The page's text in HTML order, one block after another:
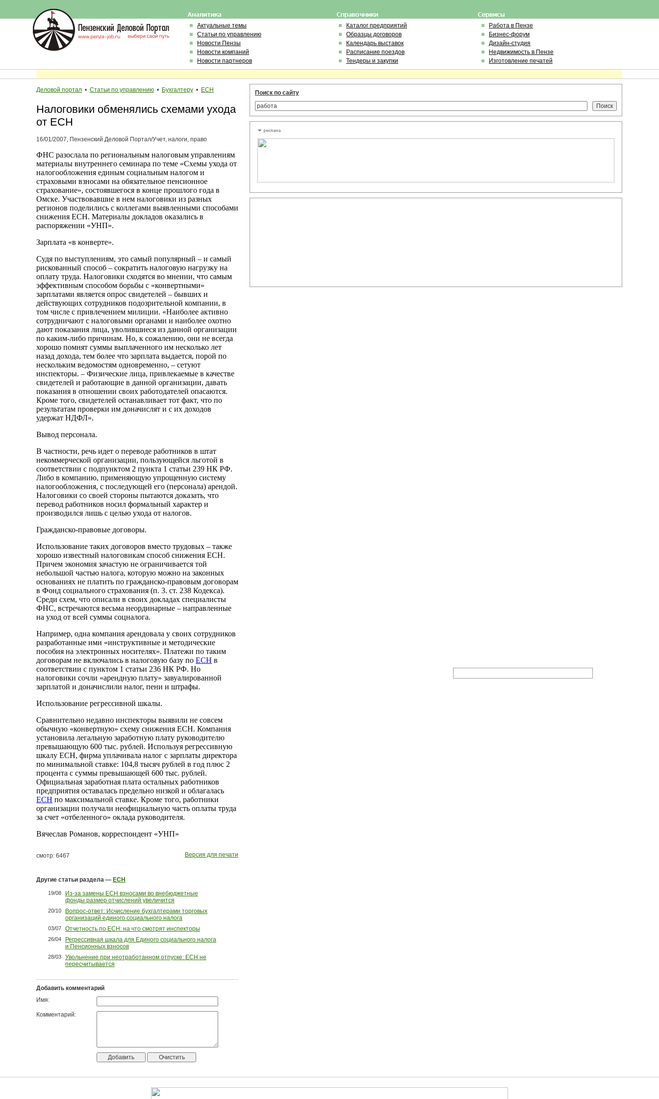
Актуальные темы
Статьи по управлению
Новости Пензы
Новости компаний
Новости партнеров
Каталог предприятий
Образцы договоров
Календарь выставок
Расписание поездов
Тендеры и закупки
Работа в Пензе
Бизнес-форум
Дизайн-студия
Недвижимость в Пензе
Изготовление печатей
Деловой портал • Статьи по управлению • Бухгалтеру • ЕСН
Налоговики обменялись схемами ухода
от ЕСН
16/01/2007, Пензенский Деловой Портал/Учет, налоги, право
ФНС разослала по региональным налоговым управлениям
материалы внутреннего семинара по теме «Схемы ухода от
налогообложения единым социальным налогом и
страховыми взносами на обязательное пенсионное
страхование», состоявшегося в конце прошлого года в
Омске. Участвовавшие в нем налоговики из разных
регионов поделились с коллегами выявленными способами
снижения ЕСН. Материалы докладов оказались в
распоряжении «УНП».
Зарплата «в конверте».
Судя по выступлениям, это самый популярный – и самый
рискованный способ – сократить налоговую нагрузку на
оплату труда. Налоговики сходятся во мнении, что самым
эффективным способом борьбы с «конвертными»
зарплатами является опрос свидетелей – бывших и
действующих сотрудников подозрительной компании, в
том числе с привлечением милиции. «Наиболее активно
сотрудничают с налоговыми органами и наиболее охотно
дают показания лица, уволившиеся из данной организации
по каким-либо причинам. Но, к сожалению, они не всегда
хорошо помнят суммы выплаченного им несколько лет
назад дохода, тем более что зарплата выдается, порой по
нескольким ведомостям одновременно, – сетуют
инспекторы. – Физические лица, привлекаемые в качестве
свидетелей и работающие в данной организации, давать
показания в отношении своих работодателей опасаются.
Кроме того, свидетелей останавливает тот факт, что по
результатам проверки им доначислят и с их доходов
удержат НДФЛ».
Вывод персонала.
В частности, речь идет о переводе работников в штат
некоммерческой организации, пользующейся льготой в
соответствии с подпунктом 2 пункта 1 статьи 239 НК РФ.
Либо в компанию, применяющую упрощенную систему
налогообложения, с последующей его (персонала) арендой.
Налоговики со своей стороны пытаются доказать, что
перевод работников носил формальный характер и
производился лишь с целью ухода от налогов.
Гражданско-правовые договоры.
Использование таких договоров вместо трудовых – также
хорошо известный налоговикам способ снижения ЕСН.
Причем экономия зачастую не ограничивается той
небольшой частью налога, которую можно на законных
основаниях не платить по гражданско-правовым договорам
в Фонд социального страхования (п. 3. ст. 238 Кодекса).
Среди схем, что описали в своих докладах специалисты
ФНС, встречаются весьма неординарные – направленные
на уход от всей суммы соцналога.
Например, одна компания арендовала у своих сотрудников
разработанные ими «инструктивные и методические
пособия на электронных носителях». Платежи по таким
договорам не включались в налоговую базу по ЕСН в
соответствии с пунктом 1 статьи 236 НК РФ. Но
налоговики сочли «арендную плату» завуалированной
зарплатой и доначислили налог, пени и штрафы.
Использование регрессивной шкалы.
Сравнительно недавно инспекторы выявили не совсем
обычную «конвертную» схему снижения ЕСН. Компания
установила легальную заработную плату руководителю
превышающую 600 тыс. рублей. Используя регрессивную
шкалу ЕСН, фирма уплачивала налог с зарплаты директора
по минимальной ставке: 104,8 тысяч рублей в год плюс 2
процента с суммы превышающей 600 тыс. рублей.
Официальная заработная плата остальных работников
предприятия оставалась предельно низкой и облагалась
ЕСН по максимальной ставке. Кроме того, работники
организации получали неофициальную часть оплаты труда
за счет «отбеленного» оклада руководителя.
Вячеслав Романов, корреспондент «УНП»
смотр: 6467 Версия для печати
Другие статьи раздела — ЕСН
19/08
Из-за замены ЕСН взносами во внебюджетные
фонды размер отчислений увеличится
20/10
Вопрос-ответ: Исчисление бухгалтерами торговых
организаций единого социального налога
03/07 Отчетность по ЕСН: на что смотрят инспекторы
26/04
Регрессивная шкала для Единого социального налога
и Пенсионных взносов
28/03
Увольнение при неотработанном отпуске: ЕСН не
пересчитывается
Добавить комментарий
Имя:
Комментарий:
Поиск по сайту